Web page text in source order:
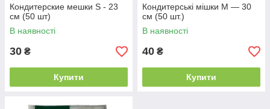
Кондитерские мешки S - 23
см (50 шт)
В наявності
30 ₴
Купити
Кондитерські мішки М — 30
см (50 шт.)
В наявності
40 ₴
Купити